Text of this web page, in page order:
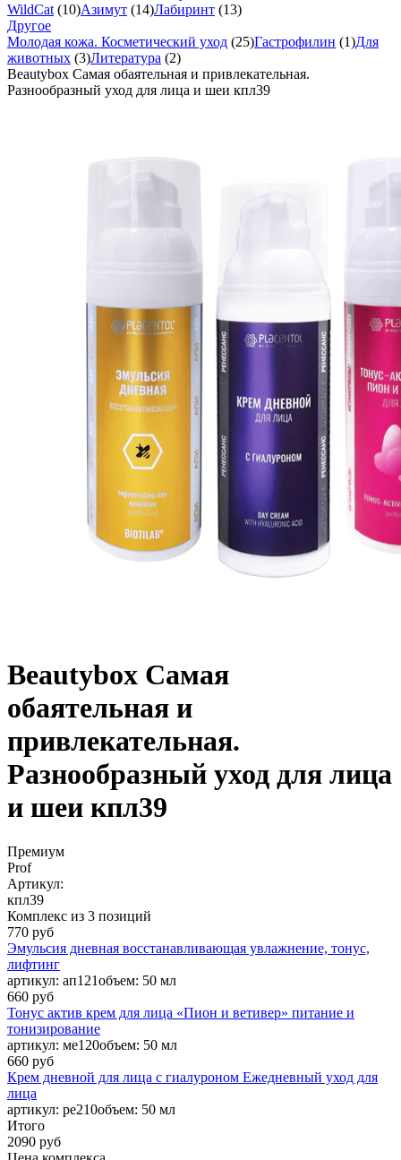
WildCat (10)Азимут (14)Лабиринт (13)
Другое
Молодая кожа. Косметический уход (25)Гастрофилин (1)Для
животных (3)Литература (2)
Beautybox Самая обаятельная и привлекательная.
Разнообразный уход для лица и шеи кпл39
Beautybox Самая
обаятельная и
привлекательная.
Разнообразный уход для лица
и шеи кпл39
Премиум
Prof
Aртикул:
кпл39
Комплекс из 3 позиций
770 руб
Эмульсия дневная восстанавливающая увлажнение, тонус,
лифтинг
aртикул: ап121объем: 50 мл
660 руб
Тонус актив крем для лица «Пион и ветивер» питание и
тонизирование
aртикул: ме120объем: 50 мл
660 руб
Крем дневной для лица с гиалуроном Ежедневный уход для
лица
aртикул: ре210объем: 50 мл
Итого
2090 руб